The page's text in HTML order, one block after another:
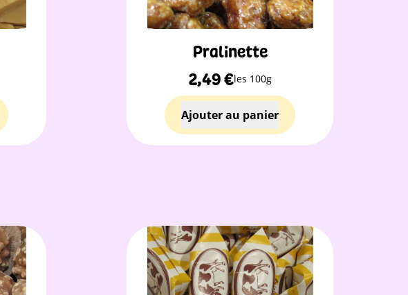
Pralinette
2,49€les 100g